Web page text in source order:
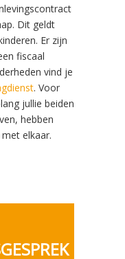
Dit geldt
Er zijn
fiscaal
vind je
. Voor
jullie beiden
hebben
elkaar.